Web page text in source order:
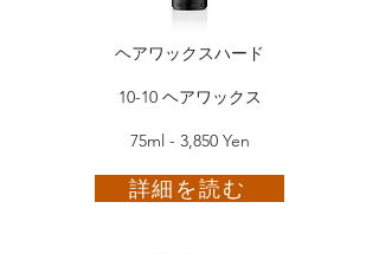
ヘアワックスハード
10-10 ヘアワックス
75ml - 3,850 Yen
詳細を読む